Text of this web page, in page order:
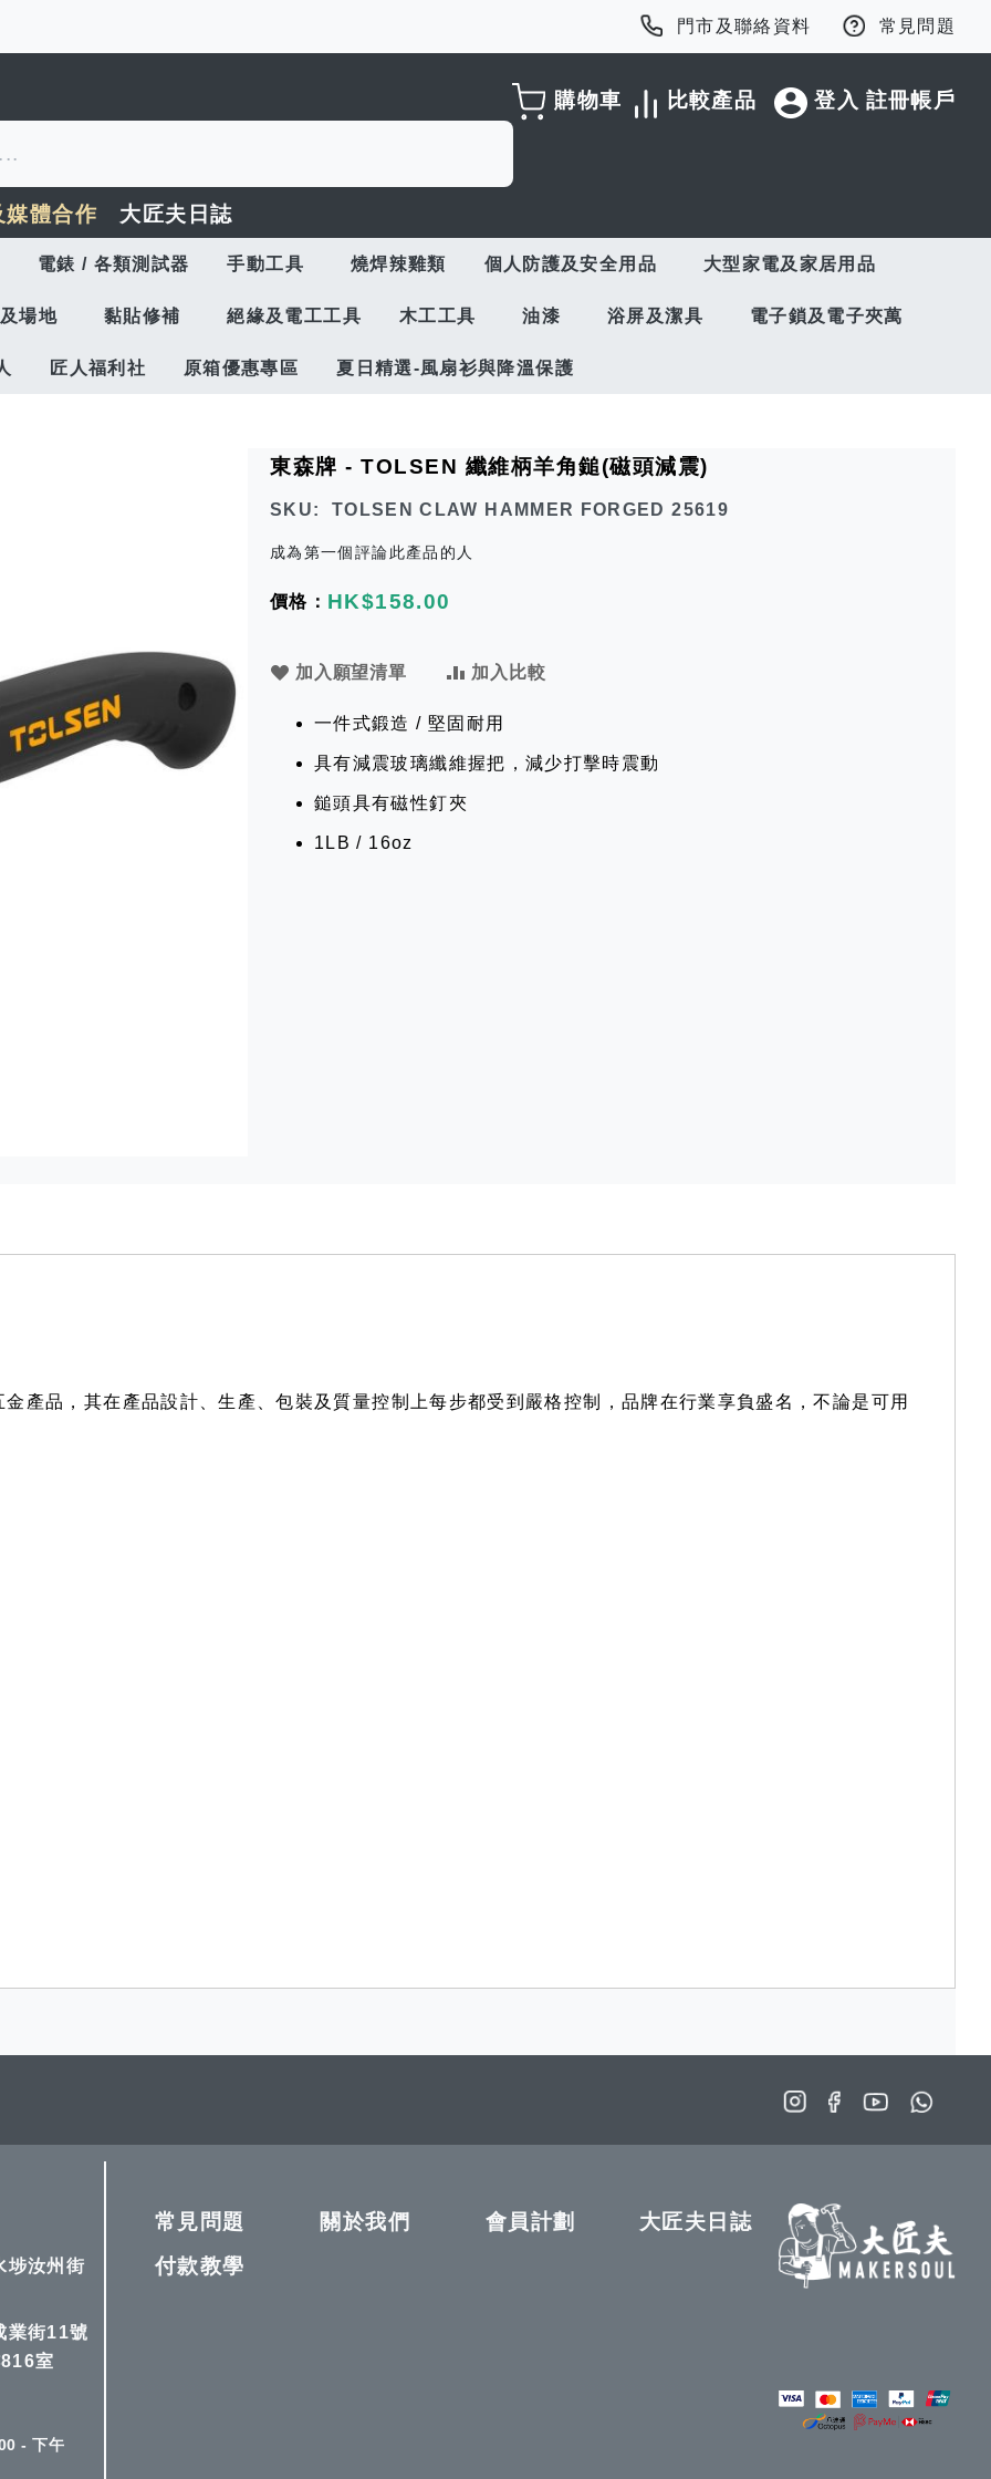
門市及聯絡資料 常見問題
登入 註冊帳戶
比較產品
購物車
體合作 大匠夫日誌
電錶 / 各類測試器 手動工具 燒焊辣雞類 個人防護及安全用品 大型家電及家居用品
場地 黏貼修補 絕緣及電工工具 木工工具 油漆 浴屏及潔具 電子鎖及電子夾萬
匠人福利社 原箱優惠專區 夏日精選-風扇衫與降溫保護
東森牌 - TOLSEN 纖維柄羊角鎚(磁頭減震)
SKU TOLSEN CLAW HAMMER FORGED 25619
成為第一個評論此產品的人
HK$158.00
加入願望清單 加入比較
一件式鍛造 / 堅固耐用
具有減震玻璃纖維握把，減少打擊時震動
鎚頭具有磁性釘夾
1LB / 16oz
產品，其在產品設計、生產、包裝及質量控制上每步都受到嚴格控制，品牌在行業享負盛名，不論是可用
埗汝州街
業街11號
室
- 下午
常見問題 關於我們 會員計劃
大匠夫日誌
付款教學